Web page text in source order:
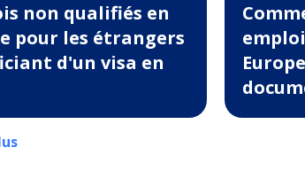
non qualifiés en
pour les étrangers
d'un visa en